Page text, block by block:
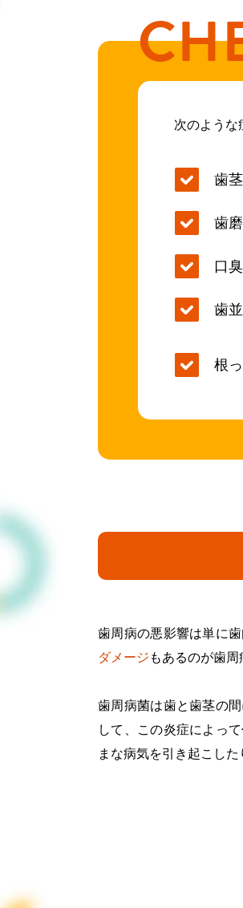
次のような
歯
歯
口
歯
根
歯周病の悪影響は単に
ダメージ もあるのが歯周
歯周病菌は歯と歯茎の
して、この炎症によっ
まな病気を引き起こした